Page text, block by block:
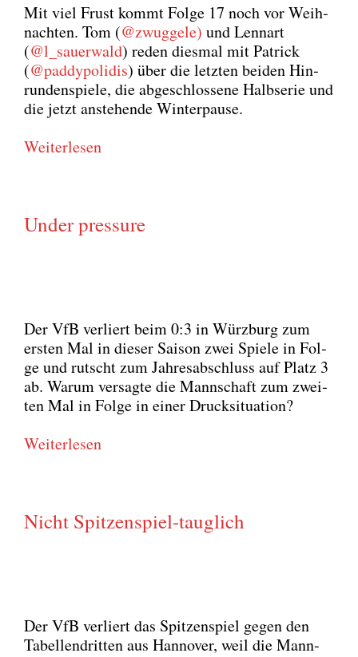
Mit viel Frust kommt Fol­ge 17 noch vor Weih­
nach­ten. Tom (@zwuggele) und Lenn­art
(@l_sauerwald) reden dies­mal mit Patrick
(@paddypolidis) über die letz­ten bei­den Hin­
run­den­spie­le, die abge­schlos­se­ne Halb­se­rie und
die jetzt anste­hen­de Win­ter­pau­se.
Wei­ter­le­sen
Under pressure
Der VfB ver­liert beim 0:3 in Würz­burg zum
ers­ten Mal in die­ser Sai­son zwei Spie­le in Fol­
ge und rutscht zum Jah­res­ab­schluss auf Platz 3
ab. War­um ver­sag­te die Mann­schaft zum zwei­
ten Mal in Fol­ge in einer Druck­si­tua­ti­on?
Wei­ter­le­sen
Nicht Spitzenspiel-tauglich
Der VfB ver­liert das Spit­zen­spiel gegen den
Tabel­len­drit­ten aus Han­no­ver, weil die Mann­